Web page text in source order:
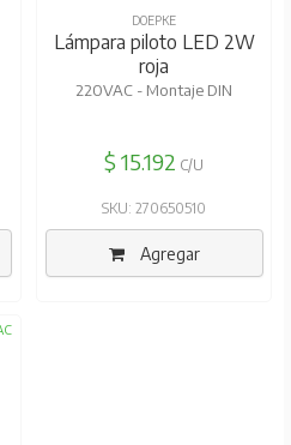
DOEPKE
Lámpara piloto LED 2W
roja
220VAC - Montaje DIN
$ 15.192 C/U
SKU: 270650510
Agregar